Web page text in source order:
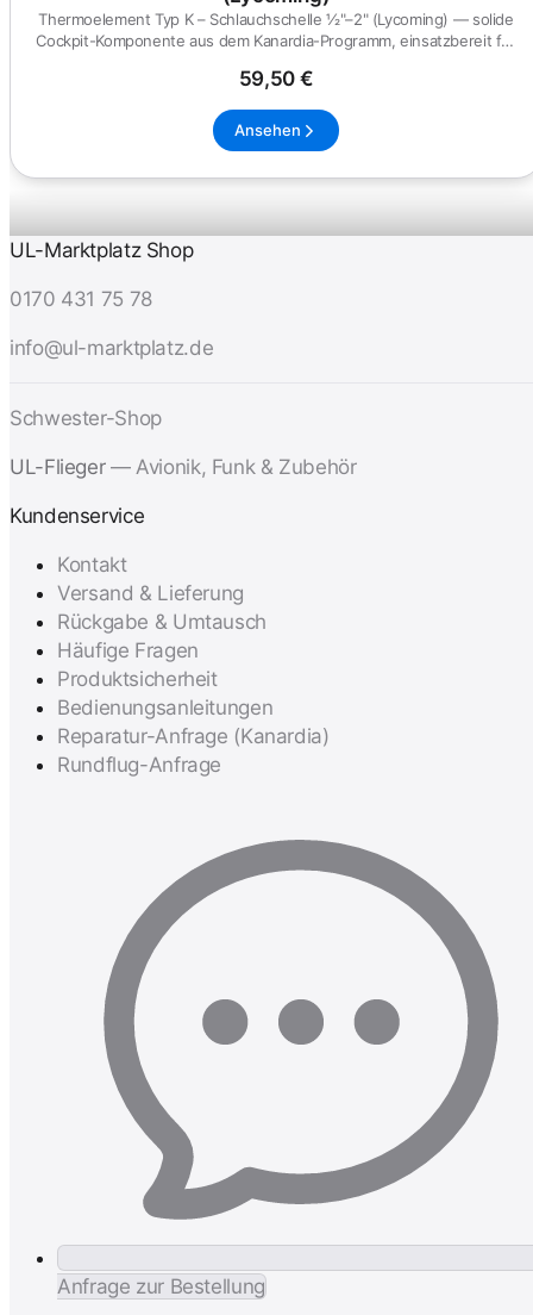
Thermoelement Typ K – Schlauchschelle ½"–2" (Lycoming) — solide
Cockpit-Komponente aus dem Kanardia-Programm, einsatzbereit für
59,50 €
Ansehen
UL-Marktplatz Shop
0170 431 75 78
info@ul-marktplatz.de
Schwester-Shop
UL-Flieger — Avionik, Funk & Zubehör
Kundenservice
Kontakt
Versand & Lieferung
Rückgabe & Umtausch
Häufige Fragen
Produktsicherheit
Bedienungsanleitungen
Reparatur-Anfrage (Kanardia)
Rundflug-Anfrage
Anfrage zur Bestellung